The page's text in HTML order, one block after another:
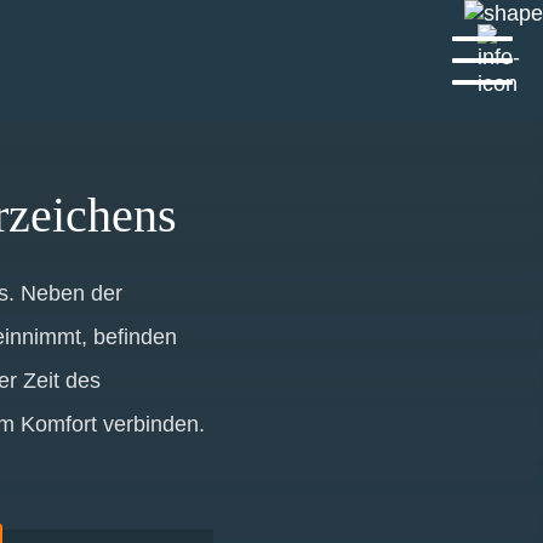
Neben der
befinden
Zeit des
Komfort verbinden.